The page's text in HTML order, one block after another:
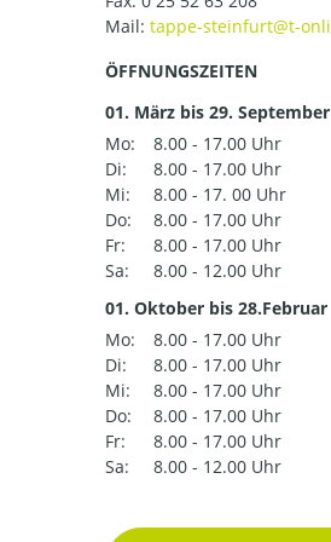
Mail:
ÖFFNUNGSZEITEN
01. März bis 29. September
Mo:
8.00 - 17.00 Uhr
Di:
8.00 - 17.00 Uhr
Mi:
8.00 - 17. 00 Uhr
Do:
8.00 - 17.00 Uhr
Fr:
8.00 - 17.00 Uhr
Sa:
8.00 - 12.00 Uhr
01. Oktober bis 28.Februar
Mo:
8.00 - 17.00 Uhr
Di:
8.00 - 17.00 Uhr
Mi:
8.00 - 17.00 Uhr
Do:
8.00 - 17.00 Uhr
Fr:
8.00 - 17.00 Uhr
Sa:
8.00 - 12.00 Uhr